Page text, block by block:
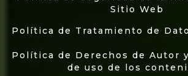
Sitio Web
Política de Tratamiento de
Política de Derechos de Autor
de uso de los